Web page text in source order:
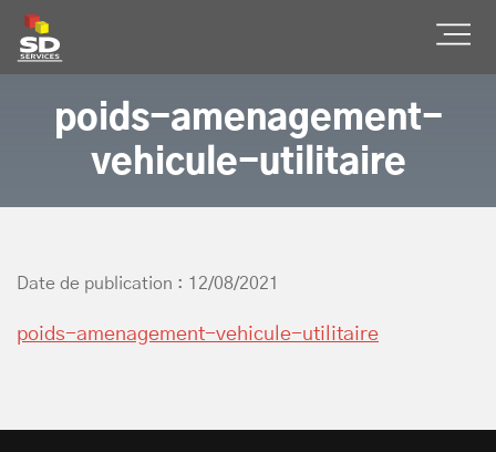
SD Services
poids-amenagement-
vehicule-utilitaire
Date de publication : 12/08/2021
poids-amenagement-vehicule-utilitaire